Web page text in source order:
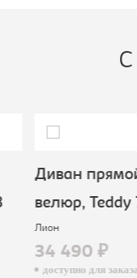
С
Диван
велюр, Teddy
Лион
34 490 ₽
доступно для заказа